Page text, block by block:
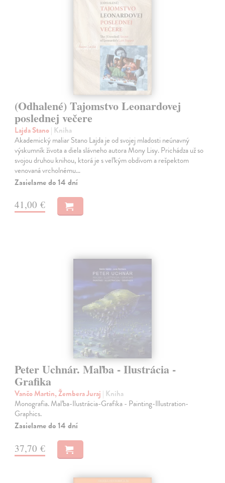
(Odhalené) Tajomstvo Leonardovej
poslednej večere
Lajda Stano| Kniha
Akademický maliar Stano Lajda je od svojej mladosti neúnavný
výskumník života a diela slávneho autora Mony Lisy. Prichádza už so
svojou druhou knihou, ktorá je s veľkým obdivom a rešpektom
venovaná vrcholnému…
Zasielame do 14 dní
41,00 €
Peter Uchnár. Maľba - Ilustrácia -
Grafika
Vančo Martin, Žembera Juraj | Kniha
Monografia. Maľba-Ilustrácia-Grafika - Painting-Illustration-
Graphics.
Zasielame do 14 dní
37,70 €